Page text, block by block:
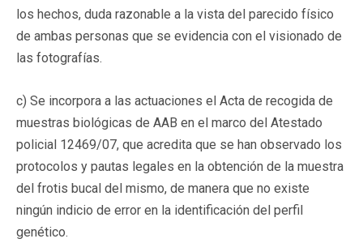
los hechos, duda razonable a la vista del parecido físico
de ambas personas que se evidencia con el visionado de
las fotografías.
c) Se incorpora a las actuaciones el Acta de recogida de
muestras biológicas de AAB en el marco del Atestado
policial 12469/07, que acredita que se han observado los
protocolos y pautas legales en la obtención de la muestra
del frotis bucal del mismo, de manera que no existe
ningún indicio de error en la identificación del perfil
genético.